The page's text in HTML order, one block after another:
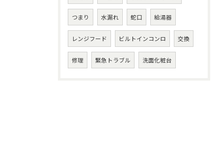
つまり 水漏れ 蛇口 給湯器
レンジフード ビルトインコンロ 交換
修理 緊急トラブル 洗面化粧台